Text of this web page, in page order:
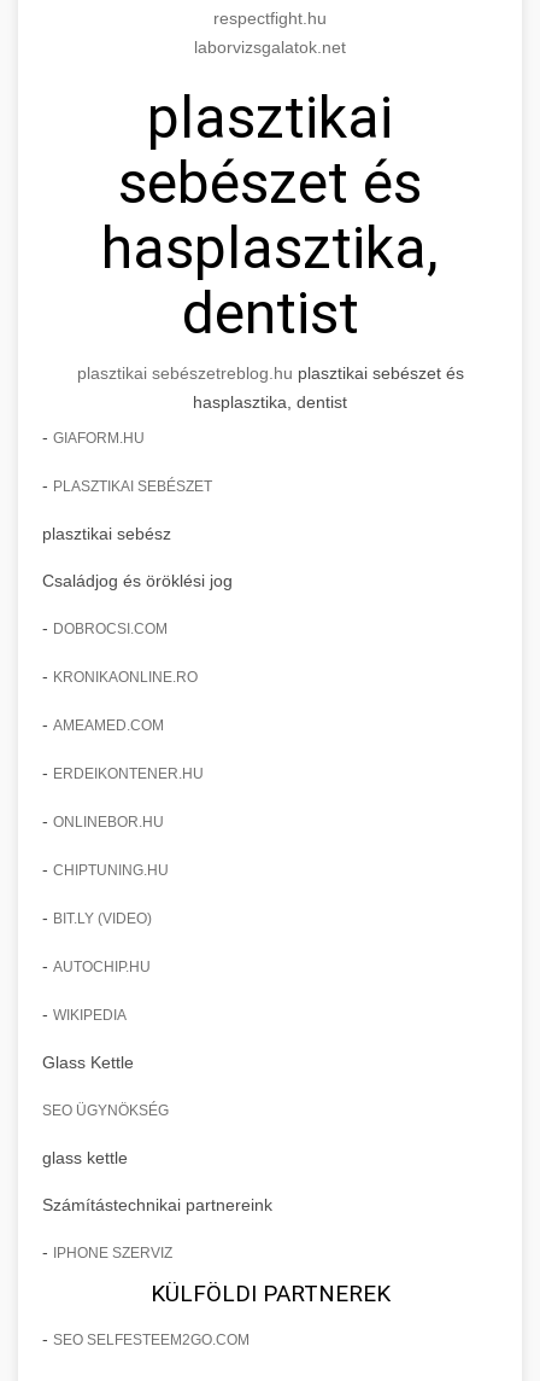
respectfight.hu
laborvizsgalatok.net
plasztikai
sebészet és
hasplasztika,
dentist
plasztikai sebészetreblog.hu plasztikai sebészet és
hasplasztika, dentist
- GIAFORM.HU
- PLASZTIKAI SEBÉSZET
plasztikai sebész
Családjog és öröklési jog
- DOBROCSI.COM
- KRONIKAONLINE.RO
- AMEAMED.COM
- ERDEIKONTENER.HU
- ONLINEBOR.HU
- CHIPTUNING.HU
- BIT.LY (VIDEO)
- AUTOCHIP.HU
- WIKIPEDIA
Glass Kettle
SEO ÜGYNÖKSÉG
glass kettle
Számítástechnikai partnereink
- IPHONE SZERVIZ
KÜLFÖLDI PARTNEREK
- SEO SELFESTEEM2GO.COM